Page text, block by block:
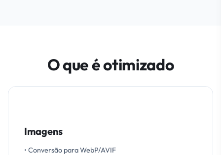
O que é otimizado
Imagens
• Conversão para WebP/AVIF